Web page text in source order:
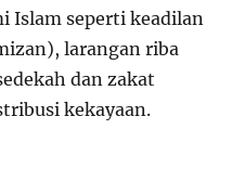
seperti keadilan
larangan riba
dan zakat
kekayaan.